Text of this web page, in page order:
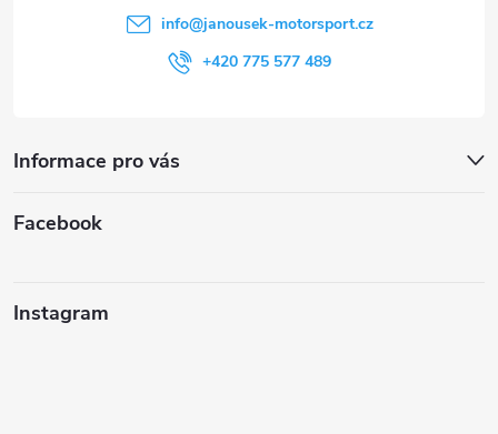
info@janousek-motorsport.cz
+420 775 577 489
Informace pro vás
Facebook
Instagram